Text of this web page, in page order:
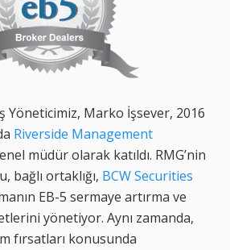
Yöneticimiz, Marko İşsever, 2016
Riverside Management
müdür olarak katıldı. RMG’nin
bağlı ortaklığı, BCW Securities
EB-5 sermaye artırma ve
yönetiyor. Aynı zamanda,
fırsatları konusunda